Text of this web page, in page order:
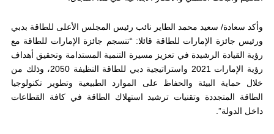
وأكد سعادة/ سعيد محمد الطاير نائب رئيس المجلس الأعلى للطاقة بدبي
ورئيس جائزة الإمارات للطاقة قائلا: “تنسجم جائزة الإمارات للطاقة مع
رؤية القيادة الرشيدة في تعزيز مسيرة التنمية المستدامة وتحقيق أهداف
رؤية الإمارات 2021 واستراتيجية دبي للطاقة النظيفة 2050، وذلك من
خلال حماية البيئة والحفاظ على الموارد الطبيعية وتطوير تكنولوجيا
الطاقة المتجددة وتقنيات ترشيد استهلاك الطاقة في كافة القطاعات
داخل الدولة”.